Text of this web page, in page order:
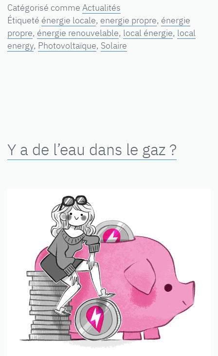
Catégorisé comme Actualités
Étiqueté énergie locale, energie propre, énergie
propre, énergie renouvelable, local énergie, local
energy, Photovoltaïque, Solaire
Y a de l’eau dans le gaz ?